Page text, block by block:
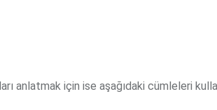
anlatmak için ise aşağıdaki cümleleri